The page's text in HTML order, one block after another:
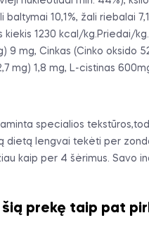
baltymai 10,1%, žali riebalai
1230 kcal/kg.Priedai/
9 mg, Cinkas (Cinko oksido
mg) 1,8 mg, L-cistinas
specialios
dietą lengvai tekėti per
kaip per 4 šėrimus. Savo
prekę taip pat